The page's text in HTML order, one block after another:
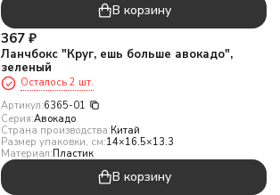
В корзину
367 ₽
Ланчбокс "Круг, ешь больше авокадо",
зеленый
Осталось 2 шт.
Артикул:6365-01
Серия:Авокадо
Страна производства:Китай
Размер упаковки, см:14×16.5×13.3
Материал:Пластик
В корзину